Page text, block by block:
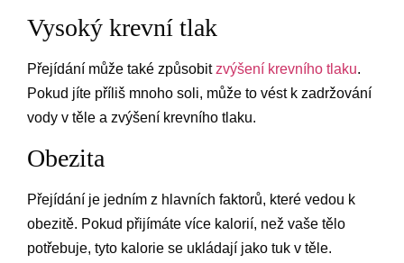
Vysoký krevní tlak
Přejídání může také způsobitzvýšení krevního tlaku.
Pokud jíte příliš mnoho soli, může to vést k zadržování
vody v těle a zvýšení krevního tlaku.
Obezita
Přejídání je jedním z hlavních faktorů, které vedou k
obezitě. Pokud přijímáte více kalorií, než vaše tělo
potřebuje, tyto kalorie se ukládají jako tuk v těle.